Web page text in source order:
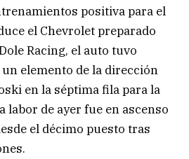
positiva para el
el Chevrolet preparado
Racing, el auto tuvo
elemento de la dirección
en la séptima fila para la
labor de ayer fue en ascenso
el décimo puesto tras